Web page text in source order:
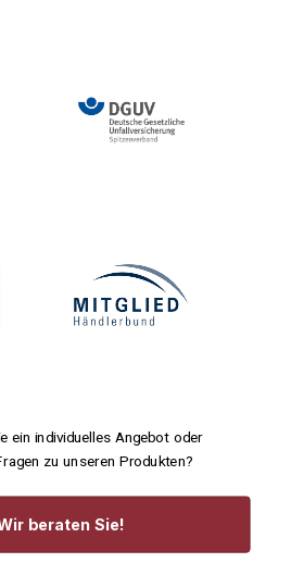
ein individuelles Angebot oder
zu unseren Produkten?
beraten Sie!